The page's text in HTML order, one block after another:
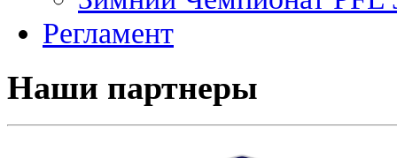
Регламент
Наши партнеры